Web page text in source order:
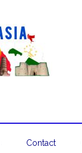
Contact